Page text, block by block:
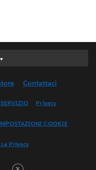
Contattaci
Privacy
COOKIE
Privacy